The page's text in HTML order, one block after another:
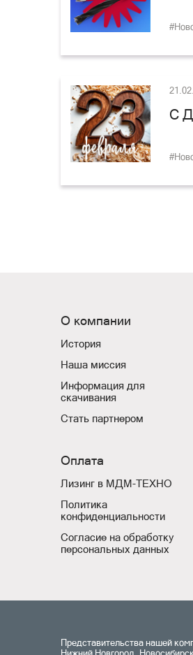
С
О компании
История
Наша миссия
Информация для
скачивания
Стать партнером
Оплата
Лизинг в МДМ-ТЕХНО
Политика
конфиденциальности
Согласие на обработку
персональных данных
Представительства нашей